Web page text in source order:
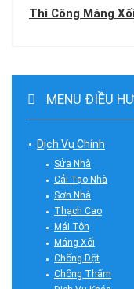
Thi Công Máng Xối
MENU ĐIỀU
Dịch Vụ Chính
Sửa Nhà
Cải Tạo Nhà
Sơn Nhà
Thạch Cao
Mái Tôn
Máng Xối
Chống Dột
Chống Thấm